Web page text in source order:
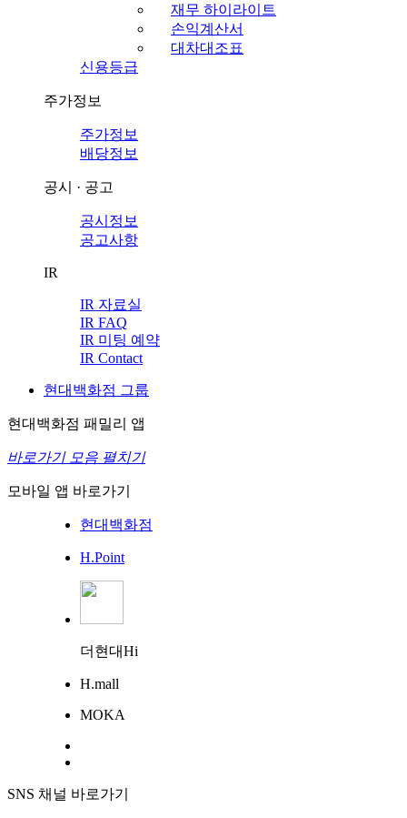
재무 하이라이트
손익계산서
대차대조표
신용등급
주가정보
주가정보
배당정보
공시 · 공고
공시정보
공고사항
IR
IR 자료실
IR FAQ
IR 미팅 예약
IR Contact
현대백화점 그룹
현대백화점 패밀리 앱
바로가기 모음 펼치기
모바일 앱 바로가기
현대백화점
H.Point
더현대Hi
H.mall
MOKA
SNS 채널 바로가기